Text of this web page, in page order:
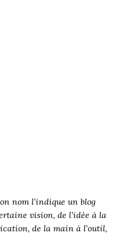
nom l’indique un blog
vision, de l’idée à la
de la main à l’outil,